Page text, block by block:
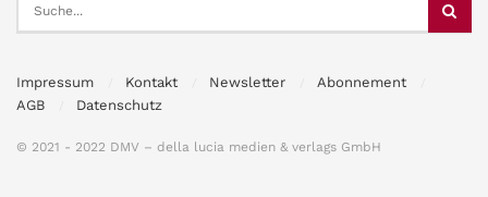
Impressum Kontakt Newsletter
Abonnement
AGB
Datenschutz
© 2021 - 2022 DMV – della lucia medien & verlags GmbH